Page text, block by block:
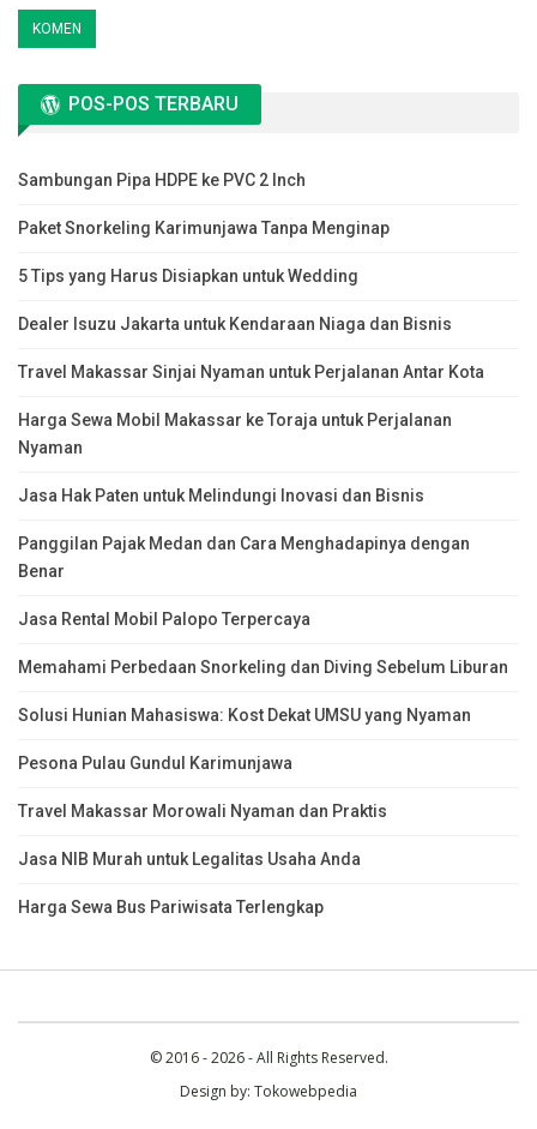
POS-POS TERBARU
Sambungan Pipa HDPE ke PVC 2 Inch
Paket Snorkeling Karimunjawa Tanpa Menginap
5 Tips yang Harus Disiapkan untuk Wedding
Dealer Isuzu Jakarta untuk Kendaraan Niaga dan Bisnis
Travel Makassar Sinjai Nyaman untuk Perjalanan Antar Kota
Harga Sewa Mobil Makassar ke Toraja untuk Perjalanan
Nyaman
Jasa Hak Paten untuk Melindungi Inovasi dan Bisnis
Panggilan Pajak Medan dan Cara Menghadapinya dengan
Benar
Jasa Rental Mobil Palopo Terpercaya
Memahami Perbedaan Snorkeling dan Diving Sebelum Liburan
Solusi Hunian Mahasiswa: Kost Dekat UMSU yang Nyaman
Pesona Pulau Gundul Karimunjawa
Travel Makassar Morowali Nyaman dan Praktis
Jasa NIB Murah untuk Legalitas Usaha Anda
Harga Sewa Bus Pariwisata Terlengkap
© 2016 - 2026 - All Rights Reserved.
Design by: Tokowebpedia